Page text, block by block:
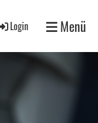
Login Menü